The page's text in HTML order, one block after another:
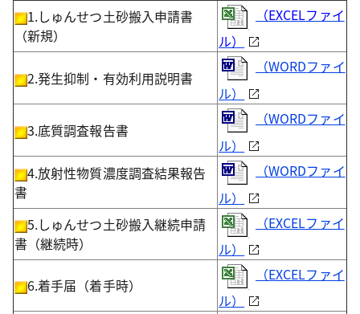
1.しゅんせつ土砂搬入申請書
（新規）
（EXCELファイ
ル）
2.発生抑制・有効利用説明書
（WORDファイ
ル）
3.底質調査報告書
（WORDファイ
ル）
4.放射性物質濃度調査結果報告
書
（WORDファイ
ル）
5.しゅんせつ土砂搬入継続申請
書（継続時）
（EXCELファイ
ル）
6.着手届（着手時）
（EXCELファイ
ル）